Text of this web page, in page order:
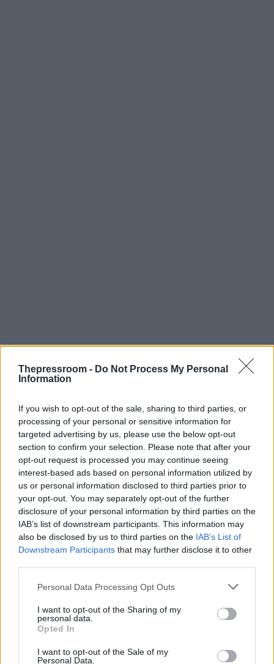
Thepressroom - Do Not Process My Personal
Information
If you wish to opt-out of the sale, sharing to third parties, or
processing of your personal or sensitive information for
targeted advertising by us, please use the below opt-out
section to confirm your selection. Please note that after your
opt-out request is processed you may continue seeing
interest-based ads based on personal information utilized by
us or personal information disclosed to third parties prior to
your opt-out. You may separately opt-out of the further
disclosure of your personal information by third parties on the
IAB’s list of downstream participants. This information may
also be disclosed by us to third parties on the IAB’s List of
Downstream Participants that may further disclose it to other
Please note that this website/app uses one or more Google
not limited to your visit or usage behaviour. You may click to
grant or deny consent to Google and its third-party tags to
use your data for below specified purposes in below Google
consent section.
Personal Data Processing Opt Outs
I want to opt-out of the Sharing of my
personal data.
Opted In
I want to opt-out of the Sale of my
Personal Data.
«Ο Ερντογάν πραγματοποίησε επίσκεψη –
ορόσημο στην Ελλάδα αφού οι δύο γειτονικές
χώρες γνώρισαν μια ταραχώδη σχέση τα
τελευταία χρόνια», έγραψε το πρακτορείο
Τύπου με τον Κυριάκο Μητσοτάκη στην ελληνική
πρωτεύουσα ο Τούρκος πρόεδρος διαμήνυσε ότι
δεν υπάρχει κανένα ζήτημα μεταξύ Τουρκίας και
Ελλάδας που να μην μπορεί να επιλυθεί και ότι
ειρήνης και συνεργασίας». Το τουρκικό